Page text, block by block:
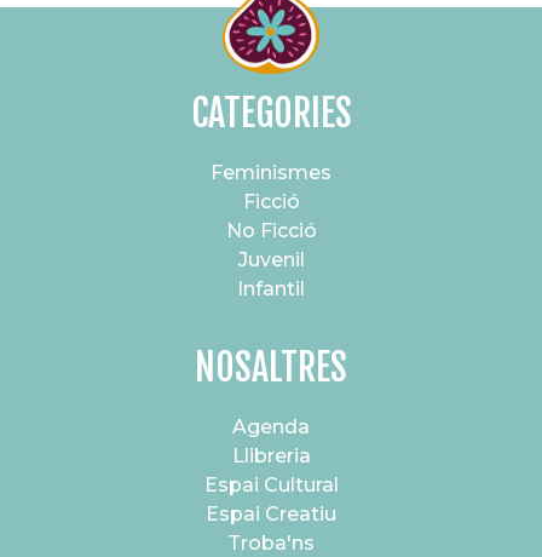
CATEGORIES
Feminismes
Ficció
No Ficció
Juvenil
Infantil
NOSALTRES
Agenda
Llibreria
Espai Cultural
Espai Creatiu
Troba'ns